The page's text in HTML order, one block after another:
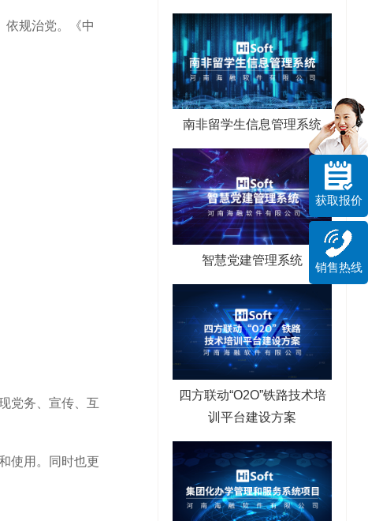
依规治党。《中
党务、宣传、互
使用。同时也更
南非留学生信息管理系统
智慧党建管理系统
四方联动“O2O”铁路技术培
训平台建设方案
获取报价
销售热线